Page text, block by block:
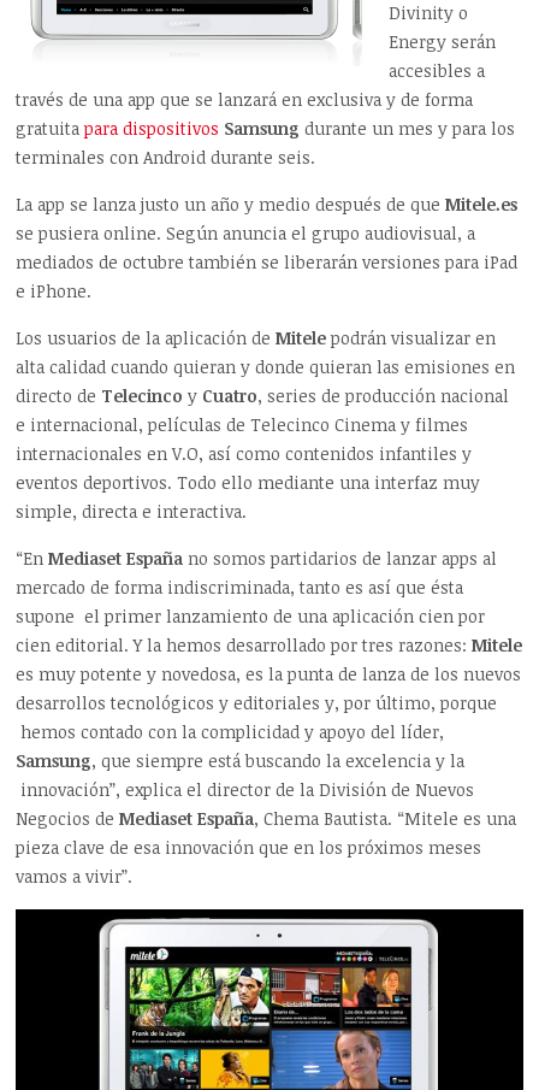
Divinity o
Energy serán
accesibles a
través de una app que se lanzará en exclusiva y de forma
gratuitapara dispositivos Samsung durante un mes y para los
terminales con Android durante seis.
La app se lanza justo un año y medio después de queMitele.es
se pusiera online. Según anuncia el grupo audiovisual, a
mediados de octubre también se liberarán versiones para iPad
e iPhone.
Los usuarios de la aplicación deMitelepodrán visualizar en
alta calidad cuando quieran y donde quieran las emisiones en
directo de Telecinco y Cuatro, series de producción nacional
e internacional, películas de Telecinco Cinema y filmes
internacionales en V.O, así como contenidos infantiles y
eventos deportivos. Todo ello mediante una interfaz muy
simple, directa e interactiva.
“EnMediaset España no somos partidarios de lanzar apps al
mercado de forma indiscriminada, tanto es así que ésta
supone el primer lanzamiento de una aplicación cien por
cien editorial. Y la hemos desarrollado por tres razones:Mitele
es muy potente y novedosa, es la punta de lanza de los nuevos
desarrollos tecnológicos y editoriales y, por último, porque
hemos contado con la complicidad y apoyo del líder,
Samsung, que siempre está buscando la excelencia y la
innovación”, explica el director de la División de Nuevos
Negocios deMediaset España, Chema Bautista. “Mitele es una
pieza clave de esa innovación que en los próximos meses
vamos a vivir”.